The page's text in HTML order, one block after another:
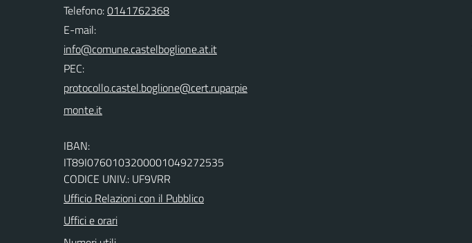
Telefono:0141762368
E-mail:
PEC:
IBAN:
IT89I0760103200001049272535
CODICE UNIV.: UF9VRR
Ufficio Relazioni con il Pubblico
Uffici e orari